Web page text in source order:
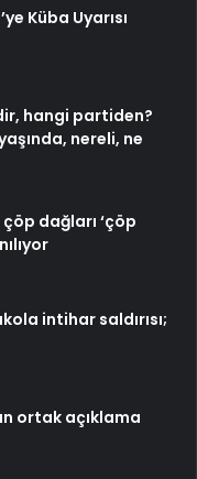
Küba Uyarısı
hangi partiden?
nereli, ne
dağları ‘çöp
intihar saldırısı;
ortak açıklama